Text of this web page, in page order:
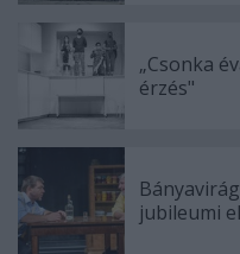
„Csonka
érzés"
jubileumi